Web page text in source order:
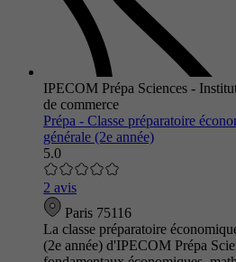
IPECOM Prépa Sciences -
de commerce
Prépa - Classe préparatoire
générale (2e année)
5.0
2 avis
Paris 75116
La classe préparatoire
(2e année) d'IPECOM Prépa